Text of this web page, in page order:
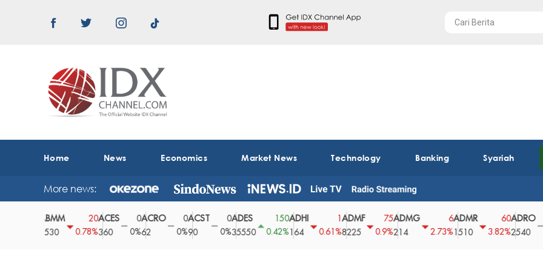
Home News Economics Market News Technology Banking Syariah
More news:
20
0.78%
ACES
360
0
0%
ACRO
0ACST
0
0%
ADES
35550
150
0.42%
ADHI
164
0.61%
ADMF
8225
75
0.9%
ADMG
214
2.73%
ADMR
1510
60
3.82%
ADRO
2540
0
0%